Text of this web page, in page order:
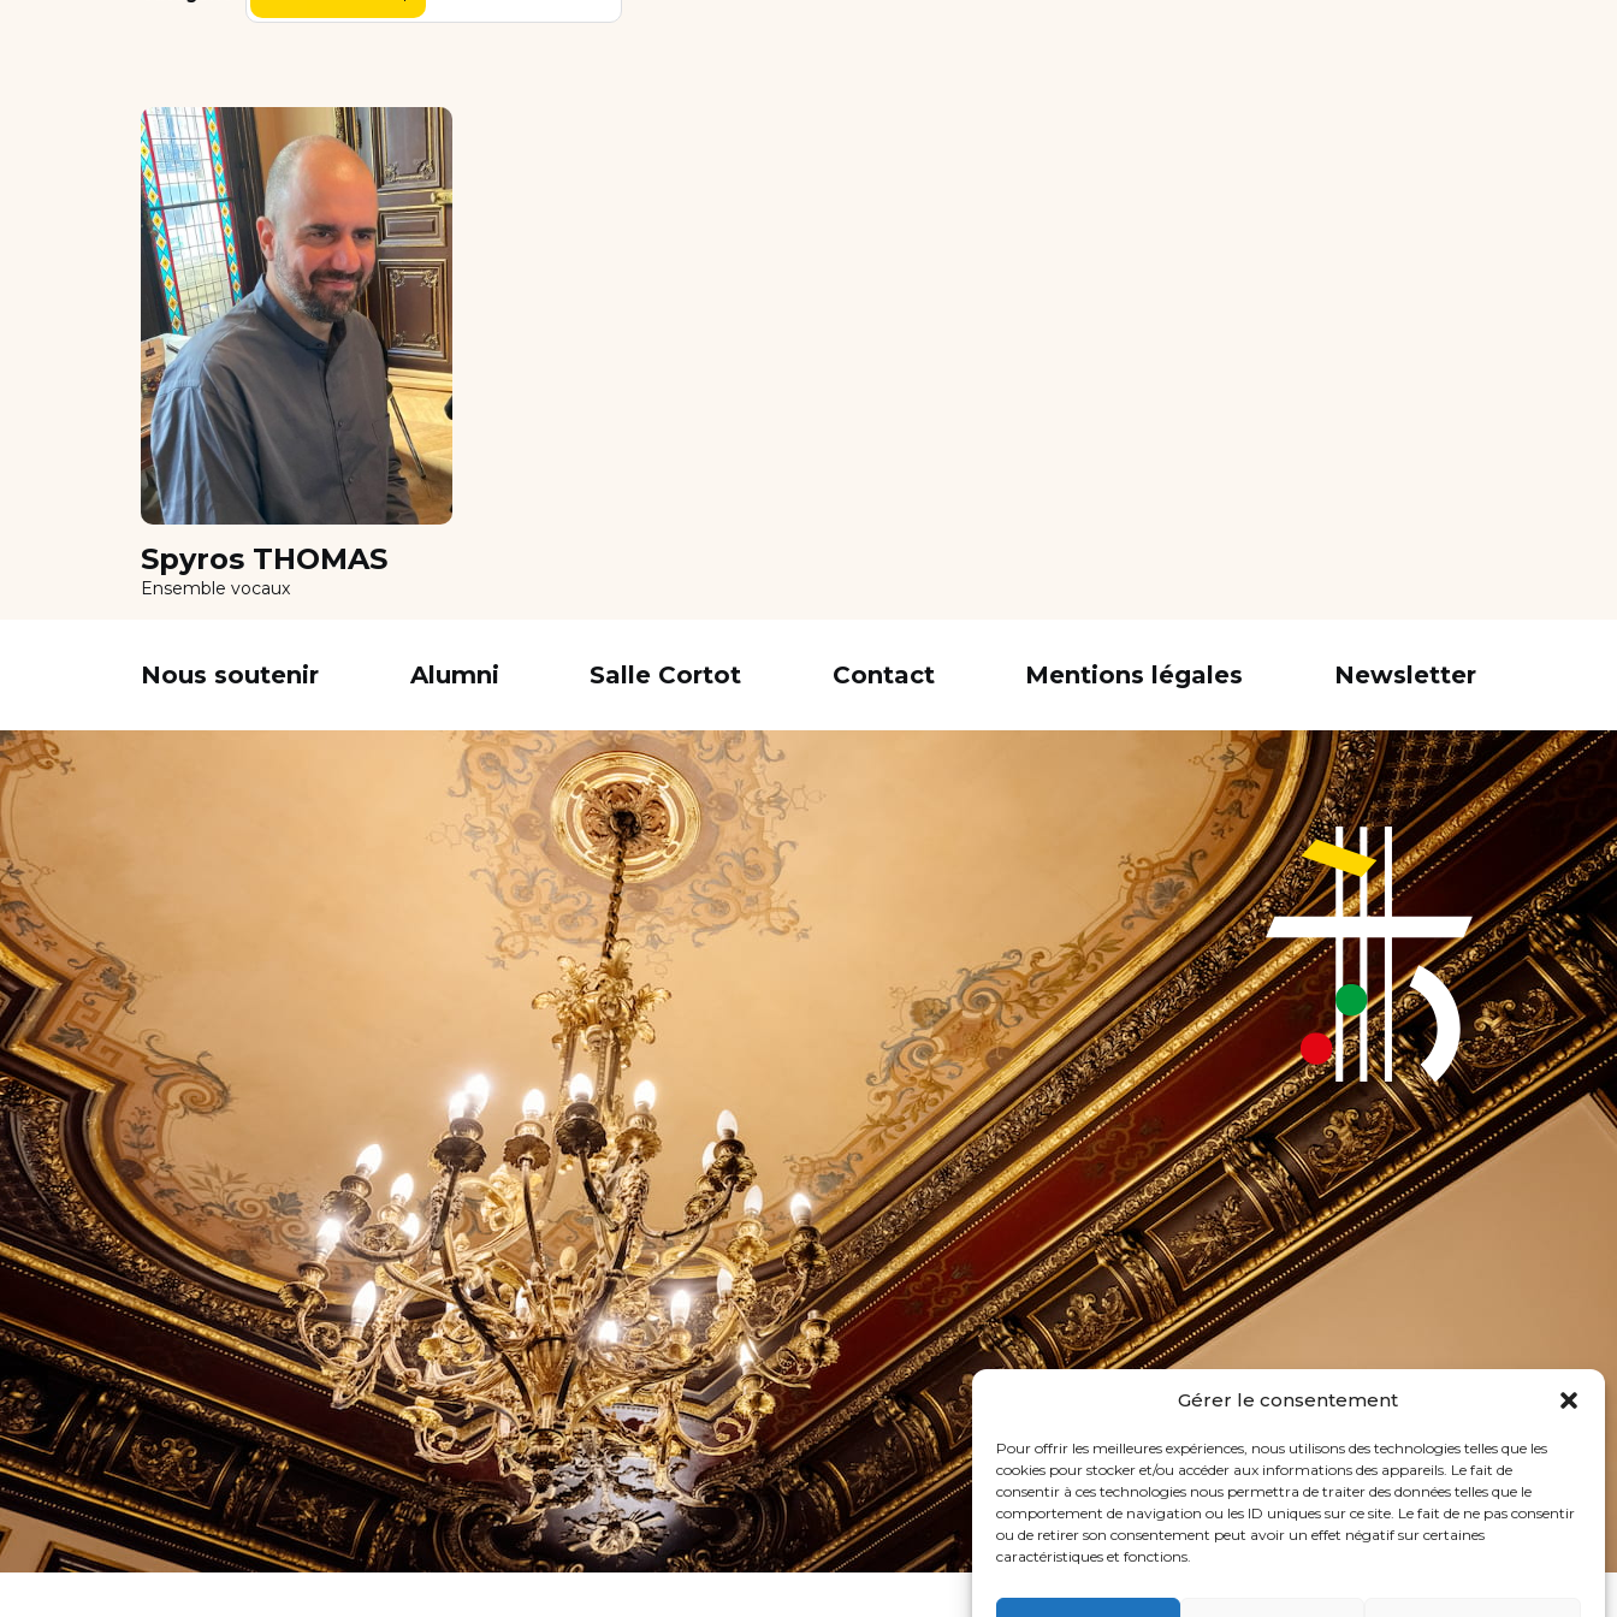
Gérer le consentement
Pour offrir les meilleures expériences, nous utilisons des technologies telles que les
cookies pour stocker et/ou accéder aux informations des appareils. Le fait de
consentir à ces technologies nous permettra de traiter des données telles que le
comportement de navigation ou les ID uniques sur ce site. Le fait de ne pas consentir
ou de retirer son consentement peut avoir un effet négatif sur certaines
caractéristiques et fonctions.
Candidater
Spyros THOMAS
Ensemble vocaux
Nous soutenir Alumni Salle Cortot Contact Mentions légales Newsletter